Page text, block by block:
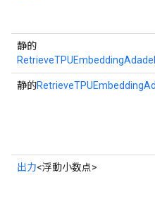
静的
静的
出力<浮動小数点>